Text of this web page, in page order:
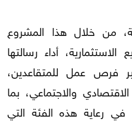
من خلال هذا المشروع
أداء رسالتها
فرص عمل للمتقاعدين،
والاجتماعي، بما
رعاية هذه الفئة التي